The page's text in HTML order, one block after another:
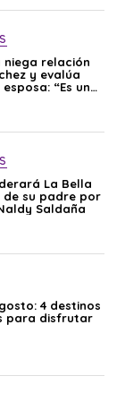
niega relación
y evalúa
“Es una
La Bella
de su padre por
Saldaña
4 destinos
para disfrutar